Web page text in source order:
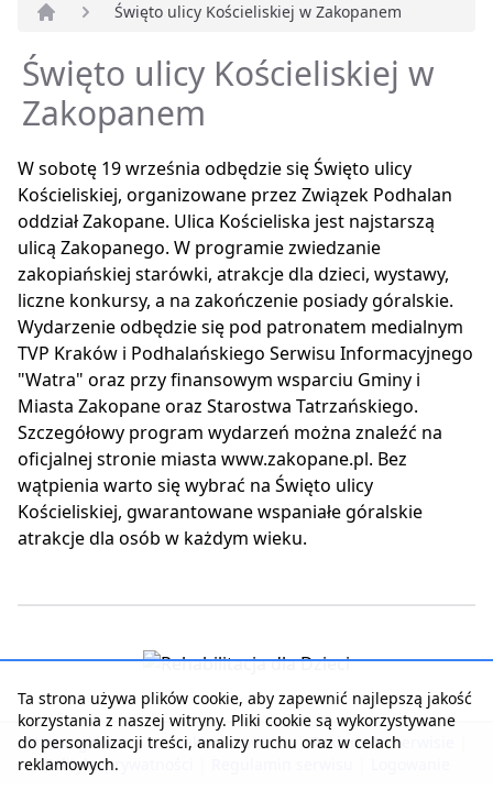
Święto ulicy Kościeliskiej w Zakopanem
Święto ulicy Kościeliskiej w
Zakopanem
W sobotę 19 września odbędzie się Święto ulicy
Kościeliskiej, organizowane przez Związek Podhalan
oddział Zakopane. Ulica Kościeliska jest najstarszą
ulicą Zakopanego. W programie zwiedzanie
zakopiańskiej starówki, atrakcje dla dzieci, wystawy,
liczne konkursy, a na zakończenie posiady góralskie.
Wydarzenie odbędzie się pod patronatem medialnym
TVP Kraków i Podhalańskiego Serwisu Informacyjnego
"Watra" oraz przy finansowym wsparciu Gminy i
Miasta Zakopane oraz Starostwa Tatrzańskiego.
Szczegółowy program wydarzeń można znaleźć na
oficjalnej stronie miasta www.zakopane.pl. Bez
wątpienia warto się wybrać na Święto ulicy
Kościeliskiej, gwarantowane wspaniałe góralskie
atrakcje dla osób w każdym wieku.
Strona główna | Kontakt z serwisem | Reklama w serwisie
Polityka prywatności
Ta strona używa plików cookie, aby zapewnić najlepszą jakość
korzystania z naszej witryny. Pliki cookie są wykorzystywane
do personalizacji treści, analizy ruchu oraz w celach
reklamowych.